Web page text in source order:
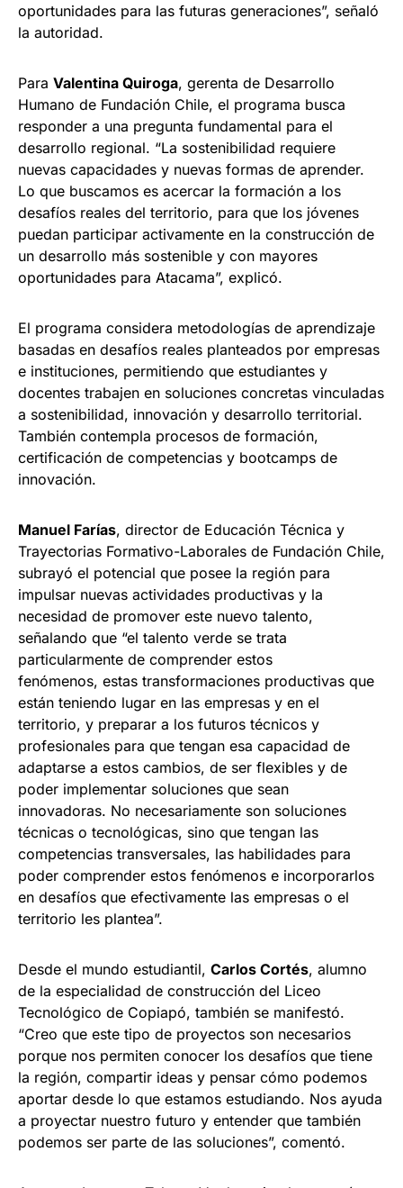
oportunidades para las futuras generaciones”, señaló
la autoridad.
Para Valentina Quiroga, gerenta de Desarrollo
Humano de Fundación Chile, el programa busca
responder a una pregunta fundamental para el
desarrollo regional. “La sostenibilidad requiere
nuevas capacidades y nuevas formas de aprender.
Lo que buscamos es acercar la formación a los
desafíos reales del territorio, para que los jóvenes
puedan participar activamente en la construcción de
un desarrollo más sostenible y con mayores
oportunidades para Atacama”, explicó.
El programa considera metodologías de aprendizaje
basadas en desafíos reales planteados por empresas
e instituciones, permitiendo que estudiantes y
docentes trabajen en soluciones concretas vinculadas
a sostenibilidad, innovación y desarrollo territorial.
También contempla procesos de formación,
certificación de competencias y bootcamps de
innovación.
Manuel Farías, director de Educación Técnica y
Trayectorias Formativo-Laborales de Fundación Chile,
subrayó el potencial que posee la región para
impulsar nuevas actividades productivas y la
necesidad de promover este nuevo talento,
señalando que “el talento verde se trata
particularmente de comprender estos
fenómenos, estas transformaciones productivas que
están teniendo lugar en las empresas y en el
territorio, y preparar a los futuros técnicos y
profesionales para que tengan esa capacidad de
adaptarse a estos cambios, de ser flexibles y de
poder implementar soluciones que sean
innovadoras. No necesariamente son soluciones
técnicas o tecnológicas, sino que tengan las
competencias transversales, las habilidades para
poder comprender estos fenómenos e incorporarlos
en desafíos que efectivamente las empresas o el
territorio les plantea”.
Desde el mundo estudiantil, Carlos Cortés, alumno
de la especialidad de construcción del Liceo
Tecnológico de Copiapó, también se manifestó.
“Creo que este tipo de proyectos son necesarios
porque nos permiten conocer los desafíos que tiene
la región, compartir ideas y pensar cómo podemos
aportar desde lo que estamos estudiando. Nos ayuda
a proyectar nuestro futuro y entender que también
podemos ser parte de las soluciones”, comentó.